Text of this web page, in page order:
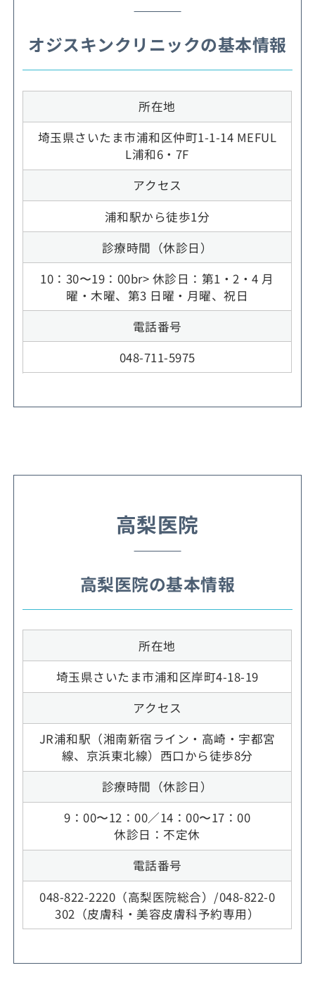
オジスキンクリニックの基本情報
所在地
埼玉県さいたま市浦和区仲町1-1-14 MEFUL
L浦和6・7F
アクセス
浦和駅から徒歩1分
診療時間（休診日）
10：30〜19：00br> 休診日：第1・2・4 月
曜・木曜、第3 日曜・月曜、祝日
電話番号
048-711-5975
高梨医院
高梨医院の基本情報
所在地
埼玉県さいたま市浦和区岸町4-18-19
アクセス
JR浦和駅（湘南新宿ライン・高崎・宇都宮
線、京浜東北線）西口から徒歩8分
診療時間（休診日）
9：00〜12：00／14：00〜17：00
休診日：不定休
電話番号
048-822-2220（高梨医院総合）/048-822-0
302（皮膚科・美容皮膚科予約専用）